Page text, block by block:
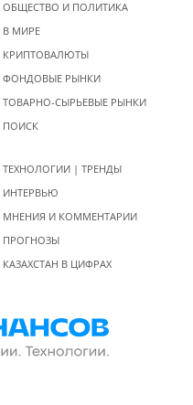
ОБЩЕСТВО И ПОЛИТИКА
В МИРЕ
КРИПТОВАЛЮТЫ
ФОНДОВЫЕ РЫНКИ
ТОВАРНО-СЫРЬЕВЫЕ РЫНКИ
ПОИСК
ТЕХНОЛОГИИ | ТРЕНДЫ
ИНТЕРВЬЮ
МНЕНИЯ И КОММЕНТАРИИ
ПРОГНОЗЫ
КАЗАХСТАН В ЦИФРАХ